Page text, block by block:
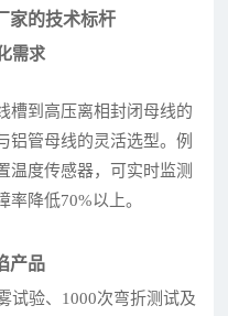
家的技术标杆
需求
槽到高压离相封闭母线的
铝管母线的灵活选型。例
温度传感器，可实时监测
降低70%以上。
产品
试验、1000次弯折测试及